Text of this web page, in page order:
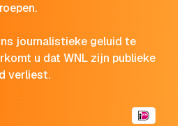
journalistieke geluid te
u dat WNL zijn publieke
verliest.